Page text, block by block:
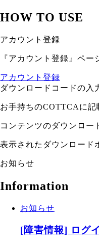
HOW TO USE
アカウント登録
『アカウント登録』ペー
アカウント登録
ダウンロードコードの入
お手持ちのCOTTCAに記
コンテンツのダウンロー
表示されたダウンロード
お知らせ
Information
お知らせ
[障害情報] ログ